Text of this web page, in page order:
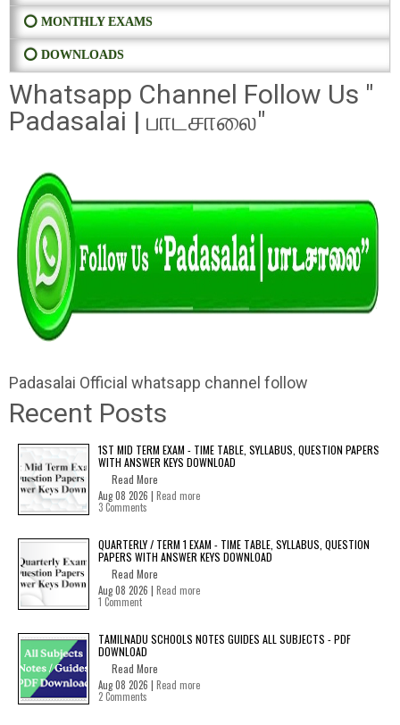
⭕ MONTHLY EXAMS
⭕ DOWNLOADS
Whatsapp Channel Follow Us "
Padasalai | பாடசாலை"
Padasalai Official whatsapp channel follow
Recent Posts
1ST MID TERM EXAM - TIME TABLE, SYLLABUS, QUESTION PAPERS
WITH ANSWER KEYS DOWNLOAD
Read More
Aug 08 2026 | Read more
3 Comments
QUARTERLY / TERM 1 EXAM - TIME TABLE, SYLLABUS, QUESTION
PAPERS WITH ANSWER KEYS DOWNLOAD
Read More
Aug 08 2026 | Read more
1 Comment
TAMILNADU SCHOOLS NOTES GUIDES ALL SUBJECTS - PDF
DOWNLOAD
Read More
Aug 08 2026 | Read more
2 Comments